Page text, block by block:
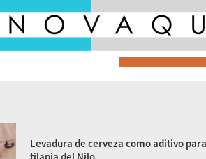
Levadura de cerveza como aditivo